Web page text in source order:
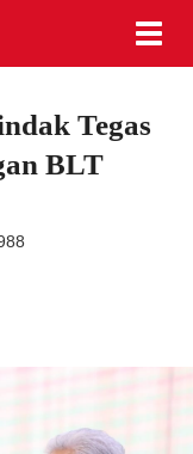
Tegas
BLT